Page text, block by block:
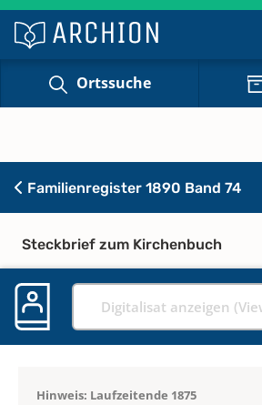
Ortssuche
Familienregister 1890 Band 74
Steckbrief zum Kirchenbuch
Digitalisat anzeigen
Hinweis: Laufzeitende 1875